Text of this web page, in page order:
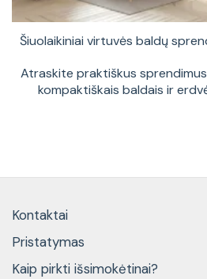
Šiuolaikiniai virtuvės baldų
Atraskite praktiškus
kompaktiškais baldais ir
Kontaktai
Pristatymas
Kaip pirkti išsimokėtinai?